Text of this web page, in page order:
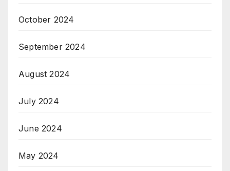
October 2024
September 2024
August 2024
July 2024
June 2024
May 2024